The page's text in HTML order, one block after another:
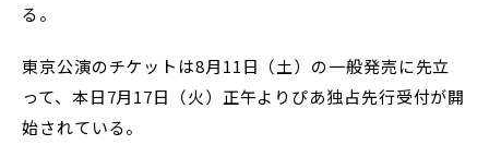
る。
東京公演のチケットは8月11日（土）の一般発売に先立
って、本日7月17日（火）正午よりぴあ独占先行受付が開
始されている。